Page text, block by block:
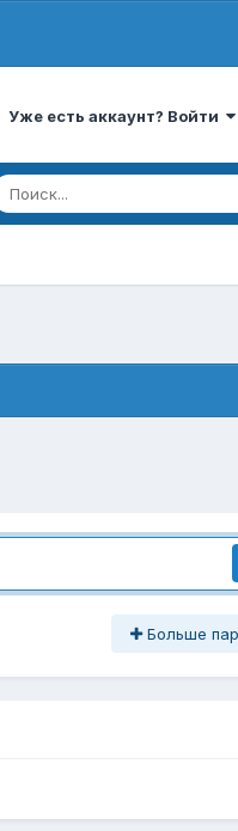
Уже есть аккаунт? Войти
Больше